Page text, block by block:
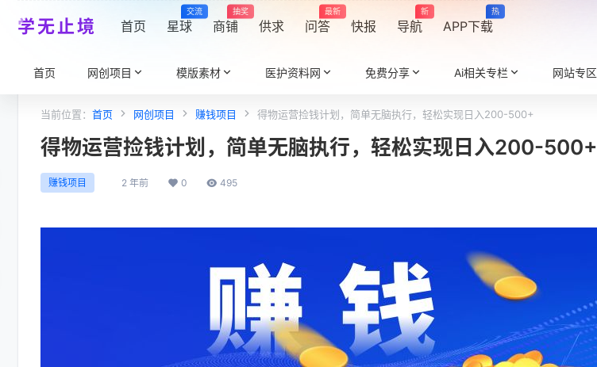
学无止境 首页 星球
交流
商铺
抽奖
供求 问答
最新
快报 导航
新
APP下载
热
首页 网创项目 模版素材 医护资料网 免费分享 Ai相关专栏 网站专区
当前位置： 首页 网创项目 赚钱项目 得物运营捡钱计划，简单无脑执行，轻松实现日入200-500+
得物运营捡钱计划，简单无脑执行，轻松实现日入200-500+
赚钱项目 2 年前 0 495